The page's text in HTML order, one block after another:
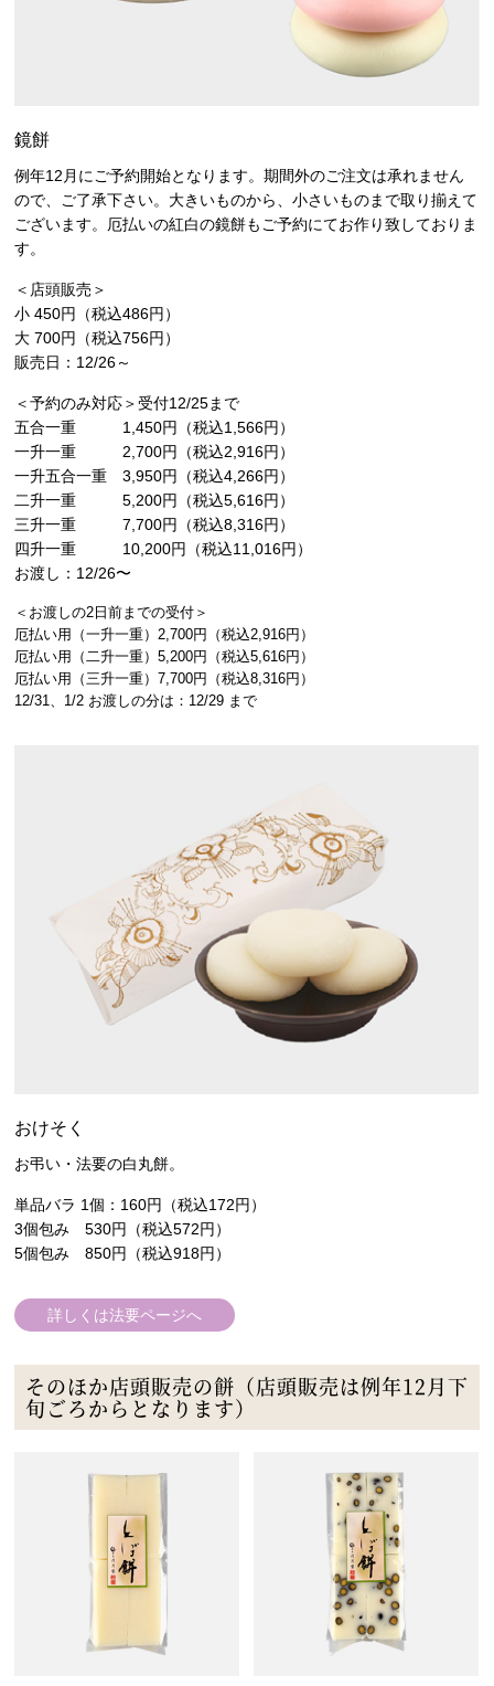
鏡餅
例年12月にご予約開始となります。期間外のご注文は承れません
ので、ご了承下さい。大きいものから、小さいものまで取り揃えて
ございます。厄払いの紅白の鏡餅もご予約にてお作り致しておりま
す。
＜店頭販売＞
小 450円（税込486円）
大 700円（税込756円）
販売日：12/26～
＜予約のみ対応＞受付12/25まで
五合一重 1,450円（税込1,566円）
一升一重 2,700円（税込2,916円）
一升五合一重 3,950円（税込4,266円）
二升一重 5,200円（税込5,616円）
三升一重 7,700円（税込8,316円）
四升一重 10,200円（税込11,016円）
お渡し：12/26〜
＜お渡しの2日前までの受付＞
厄払い用（一升一重）2,700円（税込2,916円）
厄払い用（二升一重）5,200円（税込5,616円）
厄払い用（三升一重）7,700円（税込8,316円）
12/31、1/2 お渡しの分は：12/29 まで
おけそく
お弔い・法要の白丸餅。
単品バラ 1個：160円（税込172円）
3個包み 530円（税込572円）
5個包み 850円（税込918円）
詳しくは法要ページへ
そのほか店頭販売の餅（店頭販売は例年12月下
旬ごろからとなります）